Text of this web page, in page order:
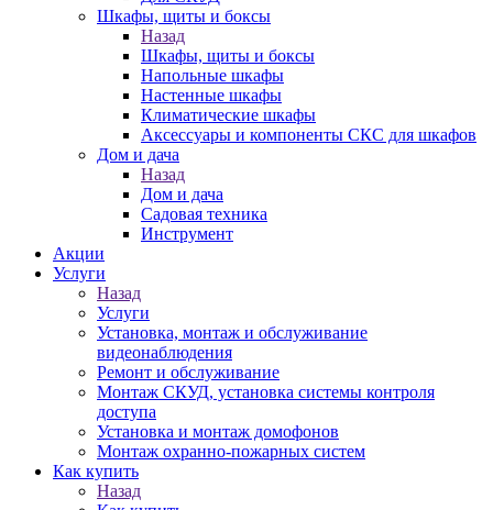
Шкафы, щиты и боксы
Назад
Шкафы, щиты и боксы
Напольные шкафы
Настенные шкафы
Климатические шкафы
Аксессуары и компоненты СКС для шкафов
Дом и дача
Назад
Дом и дача
Садовая техника
Инструмент
Акции
Услуги
Назад
Услуги
Установка, монтаж и обслуживание
видеонаблюдения
Ремонт и обслуживание
Монтаж СКУД, установка системы контроля
доступа
Установка и монтаж домофонов
Монтаж охранно-пожарных систем
Как купить
Назад